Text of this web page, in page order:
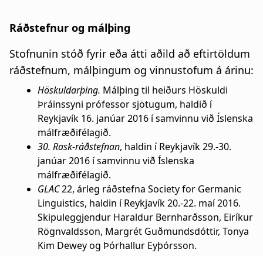
Ráðstefnur og málþing
Stofnunin stóð fyrir eða átti aðild að eftirtöldum
ráðstefnum, málþingum og vinnustofum á árinu:
Höskuldarþing. Málþing til heiðurs Höskuldi
Þráinssyni prófessor sjötugum, haldið í
Reykjavík 16. janúar 2016 í samvinnu við Íslenska
málfræðifélagið.
30. Rask-ráðstefnan, haldin í Reykjavík 29.-30.
janúar 2016 í samvinnu við Íslenska
málfræðifélagið.
GLAC22, árleg ráðstefna Society for Germanic
Linguistics, haldin í Reykjavík 20.-22. maí 2016.
Skipuleggjendur Haraldur Bernharðsson, Eiríkur
Rögnvaldsson, Margrét Guðmundsdóttir, Tonya
Kim Dewey og Þórhallur Eyþórsson.